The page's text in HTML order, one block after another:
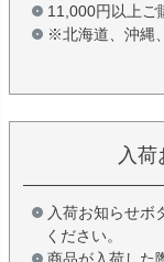
11,000円以上ご
※北海道、沖縄
入
入荷お知らせボ
ください。